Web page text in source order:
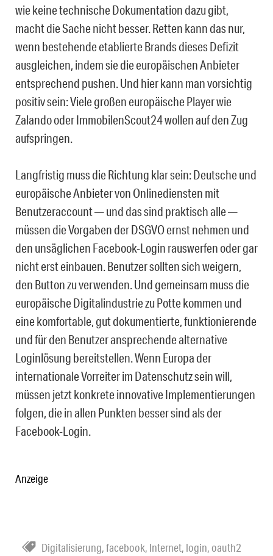
wie keine technische Dokumentation dazu gibt,
macht die Sache nicht besser. Retten kann das nur,
wenn bestehende etablierte Brands dieses Defizit
ausgleichen, indem sie die europäischen Anbieter
entsprechend pushen. Und hier kann man vorsichtig
positiv sein: Viele großen europäische Player wie
Zalando oder ImmobilenScout24 wollen auf den Zug
aufspringen.
Langfristig muss die Richtung klar sein: Deutsche und
europäische Anbieter von Onlinediensten mit
Benutzeraccount — und das sind praktisch alle —
müssen die Vorgaben der DSGVO ernst nehmen und
den unsäglichen Facebook-Login rauswerfen oder gar
nicht erst einbauen. Benutzer sollten sich weigern,
den Button zu verwenden. Und gemeinsam muss die
europäische Digitalindustrie zu Potte kommen und
eine komfortable, gut dokumentierte, funktionierende
und für den Benutzer ansprechende alternative
Loginlösung bereitstellen. Wenn Europa der
internationale Vorreiter im Datenschutz sein will,
müssen jetzt konkrete innovative Implementierungen
folgen, die in allen Punkten besser sind als der
Facebook-Login.
Anzeige
Digitalisierung,facebook, Internet, login, oauth2